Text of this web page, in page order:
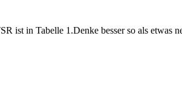
ist in Tabelle 1.Denke besser so als etwas